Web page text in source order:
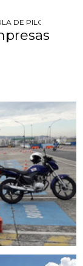
DEFENSIVA
DE PILOTAGEM